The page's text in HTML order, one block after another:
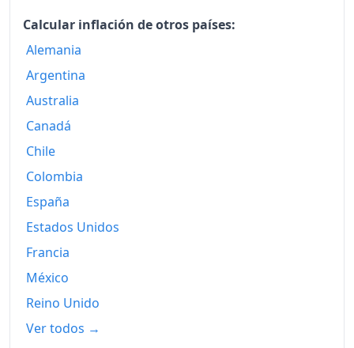
2010
2011
2012
2014
2015
2017
2018
2019
Calcular inflación de otros países:
Alemania
Argentina
Australia
Canadá
Chile
Colombia
España
Estados Unidos
Francia
México
Reino Unido
Ver todos →